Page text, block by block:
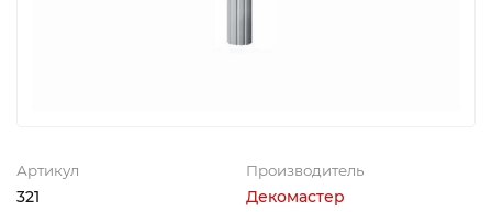
Артикул
321
Производитель
Декомастер